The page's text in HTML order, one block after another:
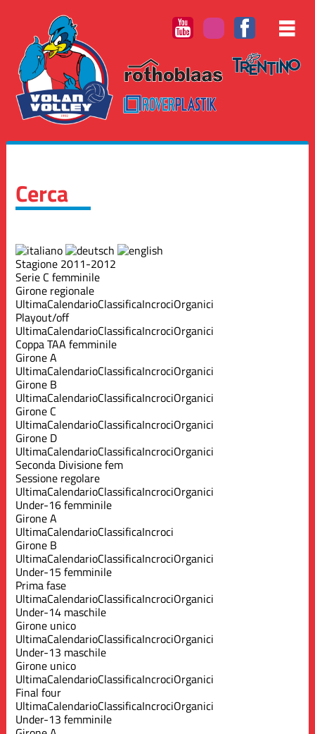
Cerca
Stagione 2011-2012
Serie C femminile
Girone regionale
UltimaCalendarioClassificaIncrociOrganici
Playout/off
UltimaCalendarioClassificaIncrociOrganici
Coppa TAA femminile
Girone A
UltimaCalendarioClassificaIncrociOrganici
Girone B
UltimaCalendarioClassificaIncrociOrganici
Girone C
UltimaCalendarioClassificaIncrociOrganici
Girone D
UltimaCalendarioClassificaIncrociOrganici
Seconda Divisione fem
Sessione regolare
UltimaCalendarioClassificaIncrociOrganici
Under-16 femminile
Girone A
UltimaCalendarioClassificaIncroci
Girone B
UltimaCalendarioClassificaIncrociOrganici
Under-15 femminile
Prima fase
UltimaCalendarioClassificaIncrociOrganici
Under-14 maschile
Girone unico
UltimaCalendarioClassificaIncrociOrganici
Under-13 maschile
Girone unico
UltimaCalendarioClassificaIncrociOrganici
Final four
UltimaCalendarioClassificaIncrociOrganici
Under-13 femminile